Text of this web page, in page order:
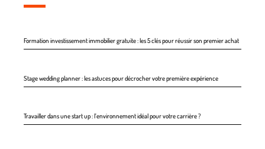
Formation investissement immobilier gratuite : les 5 clés pour réussir son premier achat
Stage wedding planner : les astuces pour décrocher votre première expérience
Travailler dans une start up : l’environnement idéal pour votre carrière ?